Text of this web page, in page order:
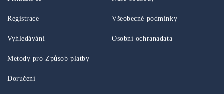
Registrace
Vyhledávání
Všeobecné podmínky
Osobní ochranadata
Metody pro Způsob platby
Doručení